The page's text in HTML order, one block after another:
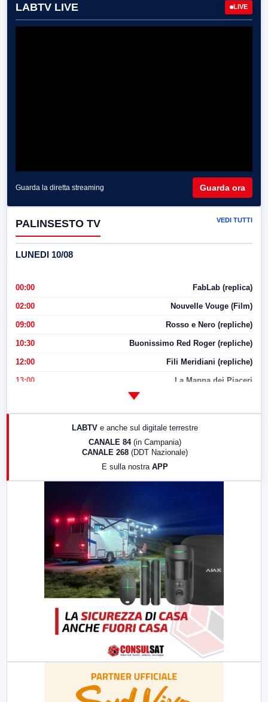
LABTV LIVE LIVE
Guarda la diretta streaming Guarda ora
PALINSESTO TV VEDI TUTTI
LUNEDI 10/08
00:00 FabLab (replica)
02:00 Nouvelle Vouge (Film)
09:00 Rosso e Nero (repliche)
10:30 Buonissimo Red Roger (repliche)
12:00 Fili Meridiani (repliche)
13:00 La Mappa dei Piaceri
LABTV e anche sul digitale terrestre
CANALE 84 (in Campania)
CANALE 268 (DDT Nazionale)
E sulla nostra APP